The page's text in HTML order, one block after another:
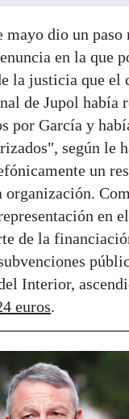
mayo dio un paso
en la que
la justicia que el
de Jupol había
por García y
según le
un
en
de la
Interior,
euros.